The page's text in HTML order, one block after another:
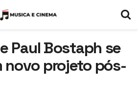
Paul Bostaph se
novo projeto pós-